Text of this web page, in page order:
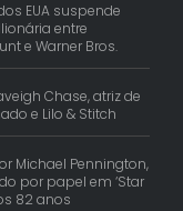
EUA suspende
entre
e Warner Bros.
Chase, atriz de
e Lilo & Stitch
Michael Pennington,
por papel em ‘Star
82 anos